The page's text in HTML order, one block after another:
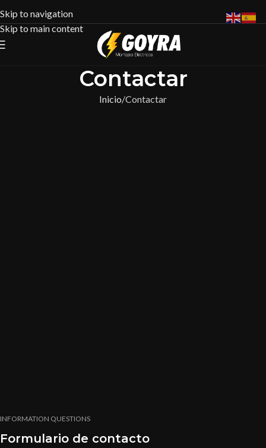
Skip to navigation
Skip to main content
Contactar
Inicio Contactar
INFORMATION QUESTIONS
Formulario de contacto